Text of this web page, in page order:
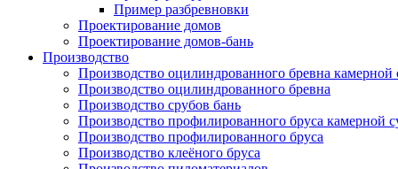
Пример разбревновки
Проектирование домов
Проектирование домов-бань
Производство
Производство оцилиндрованного бревна камерной
Производство оцилиндрованного бревна
Производство срубов бань
Производство профилированного бруса камерной
Производство профилированного бруса
Производство клеёного бруса